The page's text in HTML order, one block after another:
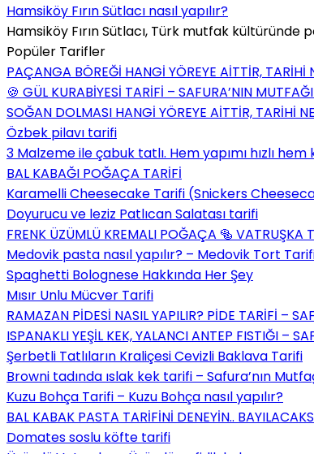
Hamsiköy Fırın Sütlacı nasıl yapılır?
Hamsiköy Fırın Sütlacı, Türk mutfak kültüründe
Popüler Tarifler
PAÇANGA BÖREĞİ HANGİ YÖREYE AİTTİR,
🍪 GÜL KURABİYESİ TARİFİ – SAFURA’NIN
SOĞAN DOLMASI HANGİ YÖREYE AİTTİR, TARİHİ
Özbek pilavı tarifi
3 Malzeme ile çabuk tatlı. Hem yapımı hızlı
BAL KABAĞI POĞAÇA TARİFİ
Karamelli Cheesecake Tarifi (Snickers
Doyurucu ve leziz Patlıcan Salatası tarifi
FRENK ÜZÜMLÜ KREMALI POĞAÇA 🥯 VATRUŞKA
Medovik pasta nasıl yapılır? – Medovik Tort
Spaghetti Bolognese Hakkında Her Şey
Mısır Unlu Mücver Tarifi
RAMAZAN PİDESİ NASIL YAPILIR? PİDE TARİFİ –
ISPANAKLI YEŞİL KEK, YALANCI ANTEP FISTIĞI –
Şerbetli Tatlıların Kraliçesi Cevizli Baklava Tarifi
Browni tadında ıslak kek tarifi – Safura’nın
Kuzu Bohça Tarifi – Kuzu Bohça nasıl yapılır?
BAL KABAK PASTA TARİFİNİ DENEYİN..
Domates soslu köfte tarifi